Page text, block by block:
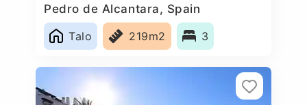
Pedro de Alcantara, Spain
Talo
219m2 3